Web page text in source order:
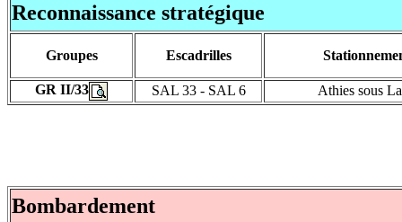
Reconnaissance stratégique
Groupes Escadrilles
GR II/33 SAL 33 - SAL 6 Athies sous
Bombardement